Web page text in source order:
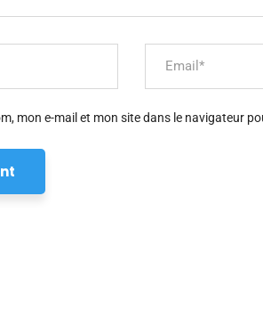
mon e-mail et mon site dans le navigateur